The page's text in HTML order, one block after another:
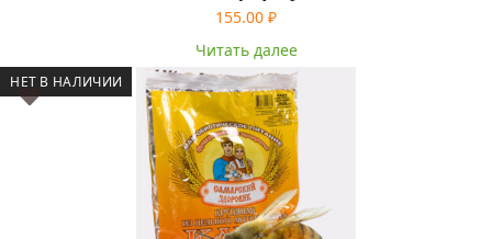
155.00 ₽
Читать далее
НЕТ В НАЛИЧИИ